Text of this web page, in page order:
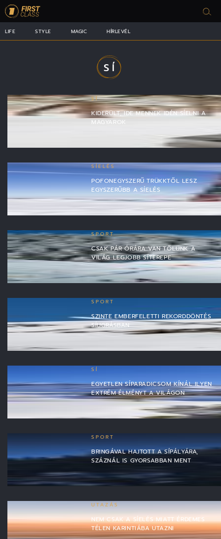
LIFE STYLE MAGIC HÍRLEVÉL
SÍ
SÍ
KIDERÜLT, IDE MENNEK IDÉN SÍELNI A
MAGYAROK
SÍELÉS
POFONEGYSZERŰ TRÜKKTŐL LESZ
EGYSZERŰBB A SÍELÉS
SPORT
CSAK PÁR ÓRÁRA VAN TŐLÜNK A
VILÁG LEGJOBB SÍTEREPE
SPORT
SZINTE EMBERFELETTI REKORDDÖNTÉS
SÍUGRÁSBAN
SÍ
EGYETLEN SÍPARADICSOM KÍNÁL ILYEN
EXTRÉM ÉLMÉNYT A VILÁGON
SPORT
BRINGÁVAL HAJTOTT A SÍPÁLYÁRA,
SZÁZNÁL IS GYORSABBAN MENT
UTAZÁS
NEM CSAK A SÍELÉS MIATT ÉRDEMES
TÉLEN KARINTIÁBA UTAZNI